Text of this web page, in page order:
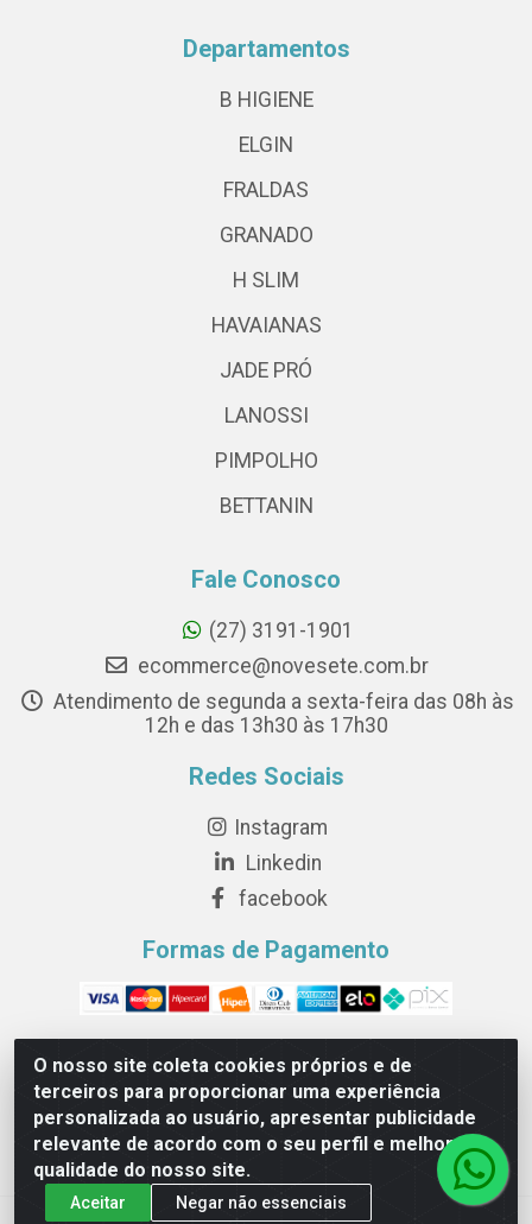
O nosso site coleta cookies próprios e de
terceiros para proporcionar uma experiência
personalizada ao usuário, apresentar publicidade
relevante de acordo com o seu perfil e melhorar a
qualidade do nosso site.
Aceitar Negar não essenciais
Departamentos
B HIGIENE
ELGIN
FRALDAS
GRANADO
H SLIM
HAVAIANAS
JADE PRÓ
LANOSSI
PIMPOLHO
BETTANIN
Fale Conosco
(27) 3191-1901
ecommerce@novesete.com.br
Atendimento de segunda a sexta-feira das 08h às
12h e das 13h30 às 17h30
Redes Sociais
Instagram
Linkedin
facebook
Formas de Pagamento
Novesete Distribuidora LTDA - Avenida Setecentos, S/N,
Terminal Intermodal da Serra, Serra/ES - CEP 29161-414 -
CNPJ 29.479.604/0001-44